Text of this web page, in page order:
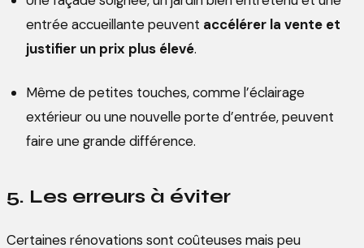
entrée accueillante peuvent accélérer la vente et
justifier un prix plus élevé.
Même de petites touches, comme l’éclairage
extérieur ou une nouvelle porte d’entrée, peuvent
faire une grande différence.
5. Les erreurs à éviter
Certaines rénovations sont coûteuses mais peu